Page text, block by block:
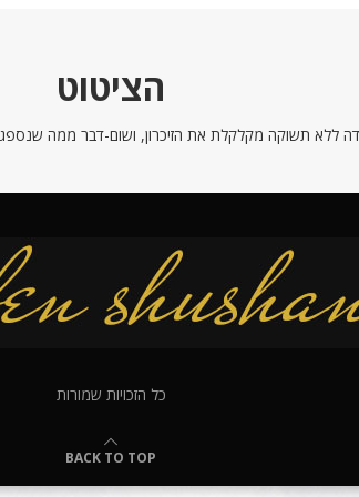
הציטוט
ללא תשוקה מקלקלת את הזיכרון, ושום-דבר ממה שנספג
כל הזכויות שמורות
BACK TO TOP